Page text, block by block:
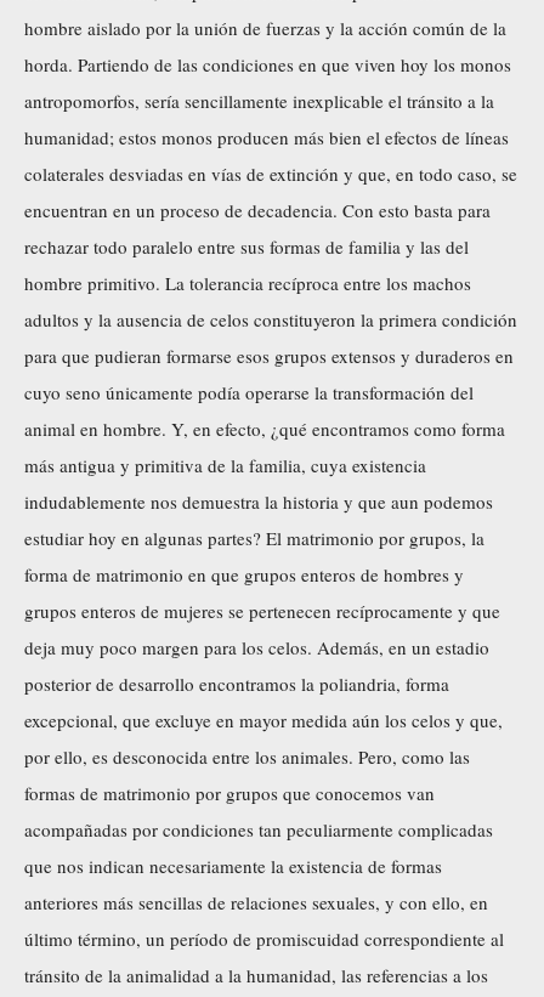
hombre aislado por la unión de fuerzas y la acción común de la
horda. Partiendo de las condiciones en que viven hoy los monos
antropomorfos, sería sencillamente inexplicable el tránsito a la
humanidad; estos monos producen más bien el efectos de líneas
colaterales desviadas en vías de extinción y que, en todo caso, se
encuentran en un proceso de decadencia. Con esto basta para
rechazar todo paralelo entre sus formas de familia y las del
hombre primitivo. La tolerancia recíproca entre los machos
adultos y la ausencia de celos constituyeron la primera condición
para que pudieran formarse esos grupos extensos y duraderos en
cuyo seno únicamente podía operarse la transformación del
animal en hombre. Y, en efecto, ¿qué encontramos como forma
más antigua y primitiva de la familia, cuya existencia
indudablemente nos demuestra la historia y que aun podemos
estudiar hoy en algunas partes? El matrimonio por grupos, la
forma de matrimonio en que grupos enteros de hombres y
grupos enteros de mujeres se pertenecen recíprocamente y que
deja muy poco margen para los celos. Además, en un estadio
posterior de desarrollo encontramos la poliandria, forma
excepcional, que excluye en mayor medida aún los celos y que,
por ello, es desconocida entre los animales. Pero, como las
formas de matrimonio por grupos que conocemos van
acompañadas por condiciones tan peculiarmente complicadas
que nos indican necesariamente la existencia de formas
anteriores más sencillas de relaciones sexuales, y con ello, en
último término, un período de promiscuidad correspondiente al
tránsito de la animalidad a la humanidad, las referencias a los